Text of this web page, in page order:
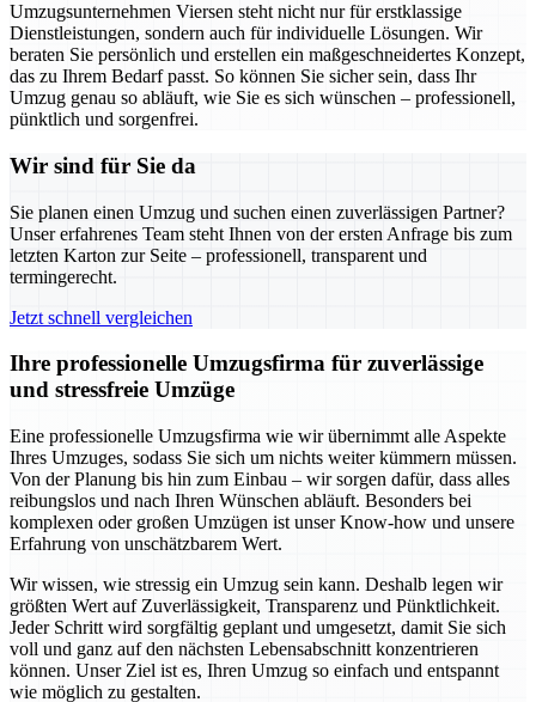
Umzugsunternehmen Viersen steht nicht nur für erstklassige
Dienstleistungen, sondern auch für individuelle Lösungen. Wir
beraten Sie persönlich und erstellen ein maßgeschneidertes Konzept,
das zu Ihrem Bedarf passt. So können Sie sicher sein, dass Ihr
Umzug genau so abläuft, wie Sie es sich wünschen – professionell,
pünktlich und sorgenfrei.
Wir sind für Sie da
Sie planen einen Umzug und suchen einen zuverlässigen Partner?
Unser erfahrenes Team steht Ihnen von der ersten Anfrage bis zum
letzten Karton zur Seite – professionell, transparent und
termingerecht.
Jetzt schnell vergleichen
Ihre professionelle Umzugsfirma für zuverlässige
und stressfreie Umzüge
Eine professionelle Umzugsfirma wie wir übernimmt alle Aspekte
Ihres Umzuges, sodass Sie sich um nichts weiter kümmern müssen.
Von der Planung bis hin zum Einbau – wir sorgen dafür, dass alles
reibungslos und nach Ihren Wünschen abläuft. Besonders bei
komplexen oder großen Umzügen ist unser Know-how und unsere
Erfahrung von unschätzbarem Wert.
Wir wissen, wie stressig ein Umzug sein kann. Deshalb legen wir
größten Wert auf Zuverlässigkeit, Transparenz und Pünktlichkeit.
Jeder Schritt wird sorgfältig geplant und umgesetzt, damit Sie sich
voll und ganz auf den nächsten Lebensabschnitt konzentrieren
können. Unser Ziel ist es, Ihren Umzug so einfach und entspannt
wie möglich zu gestalten.